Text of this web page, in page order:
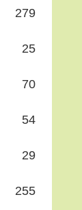
279
25
70
54
29
255